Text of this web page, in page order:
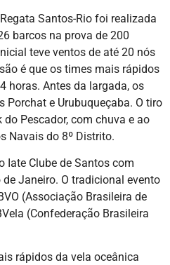
Santos-Rio foi realizada
barcos na prova de 200
teve ventos de até 20 nós
é que os times mais rápidos
horas. Antes da largada, os
Porchat e Urubuqueçaba. O tiro
Pescador, com chuva e ao
Navais do 8º Distrito.
Iate Clube de Santos com
Janeiro. O tradicional evento
(Associação Brasileira de
(Confederação Brasileira
rápidos da vela oceânica